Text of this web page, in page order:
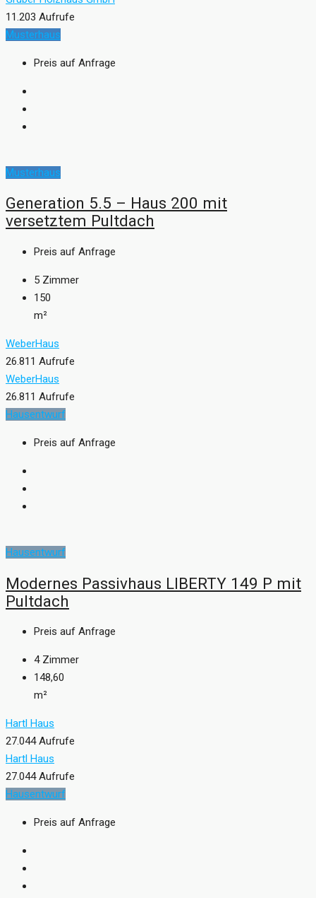
11.203 Aufrufe
Musterhaus
Preis auf Anfrage
Musterhaus
Generation 5.5 – Haus 200 mit
versetztem Pultdach
Preis auf Anfrage
5 Zimmer
150
m²
WeberHaus
26.811 Aufrufe
WeberHaus
26.811 Aufrufe
Hausentwurf
Preis auf Anfrage
Hausentwurf
Modernes Passivhaus LIBERTY 149 P mit
Pultdach
Preis auf Anfrage
4 Zimmer
148,60
m²
Hartl Haus
27.044 Aufrufe
Hartl Haus
27.044 Aufrufe
Hausentwurf
Preis auf Anfrage